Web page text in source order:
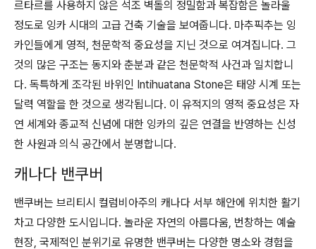
르타르를 사용하지 않은 석조 벽돌의 정밀함과 복잡함은 놀라울
정도로 잉카 시대의 고급 건축 기술을 보여줍니다. 마추픽추는 잉
카인들에게 영적, 천문학적 중요성을 지닌 것으로 여겨집니다. 그
것의 많은 구조는 동지와 춘분과 같은 천문학적 사건과 일치합니
다. 독특하게 조각된 바위인 Intihuatana Stone은 태양 시계 또는
달력 역할을 한 것으로 생각됩니다. 이 유적지의 영적 중요성은 자
연 세계와 종교적 신념에 대한 잉카의 깊은 연결을 반영하는 신성
한 사원과 의식 공간에서 분명합니다.
캐나다 밴쿠버
밴쿠버는 브리티시 컬럼비아주의 캐나다 서부 해안에 위치한 활기
차고 다양한 도시입니다. 놀라운 자연의 아름다움, 번창하는 예술
현장, 국제적인 분위기로 유명한 밴쿠버는 다양한 명소와 경험을